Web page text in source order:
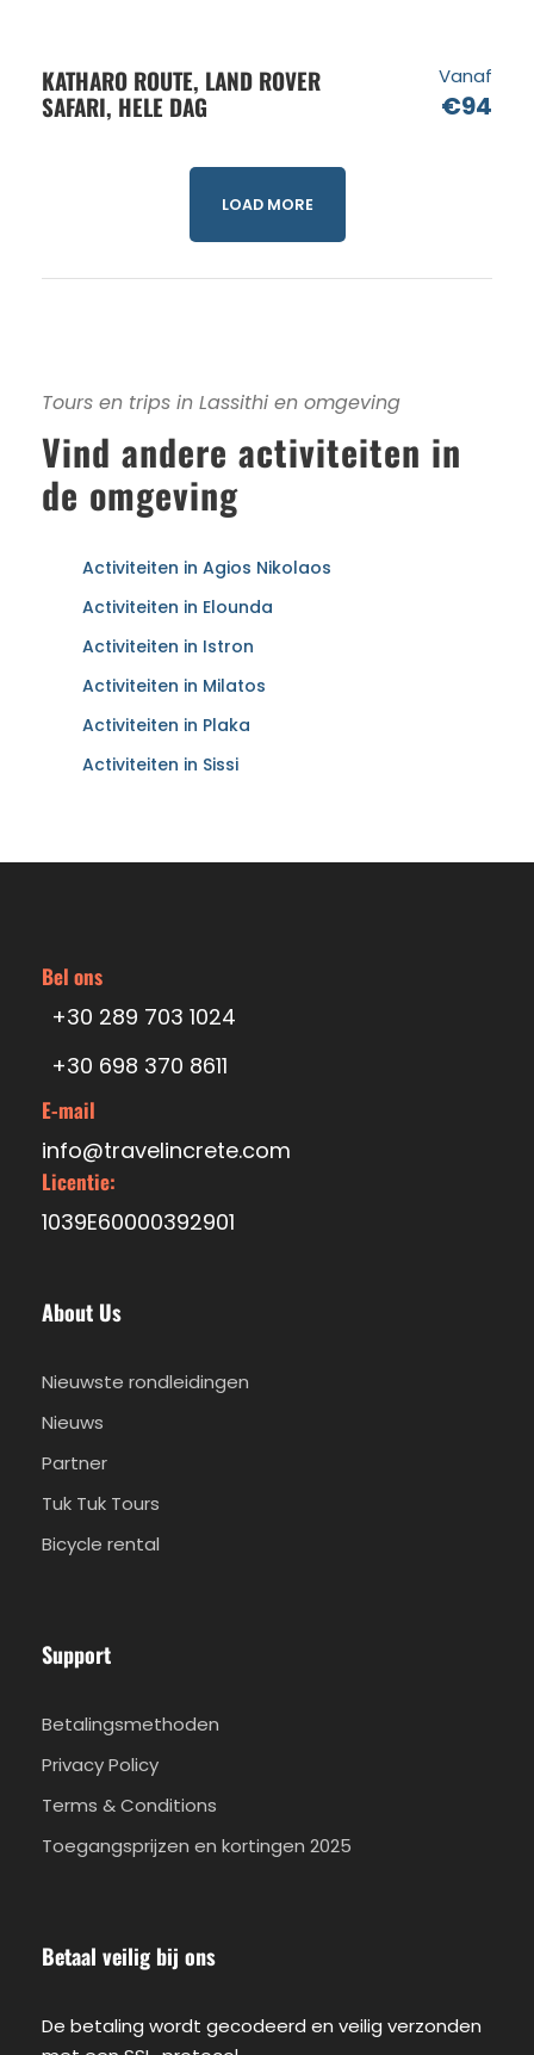
KATHARO ROUTE, LAND ROVER
SAFARI, HELE DAG
Vanaf
€94
LOAD MORE
Tours en trips in Lassithi en omgeving
Vind andere activiteiten in
de omgeving
Activiteiten in Agios Nikolaos
Activiteiten in Elounda
Activiteiten in Istron
Activiteiten in Milatos
Activiteiten in Plaka
Activiteiten in Sissi
Bel ons
+30 289 703 1024
+30 698 370 8611
E-mail
info@travelincrete.com
Licentie:
1039E60000392901
About Us
Nieuwste rondleidingen
Nieuws
Partner
Tuk Tuk Tours
Bicycle rental
Support
Betalingsmethoden
Privacy Policy
Terms & Conditions
Toegangsprijzen en kortingen 2025
Betaal veilig bij ons
De betaling wordt gecodeerd en veilig verzonden